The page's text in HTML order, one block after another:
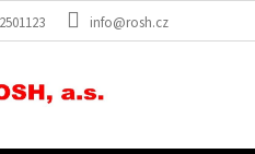
info@rosh.cz